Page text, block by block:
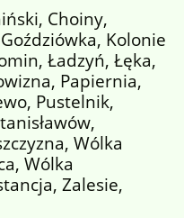
Choiny,
Kolonie
Ładzyń, Łęka,
Papiernia,
Pustelnik,
Wólka
Wólka
Zalesie,